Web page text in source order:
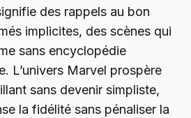
des rappels au bon
implicites, des scènes qui
sans encyclopédie
L’univers Marvel prospère
sans devenir simpliste,
la fidélité sans pénaliser la